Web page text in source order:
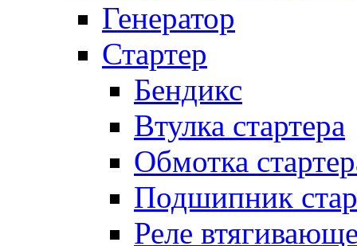
Генератор
Стартер
Бендикс
Втулка стартера
Обмотка
Подшипник
Реле